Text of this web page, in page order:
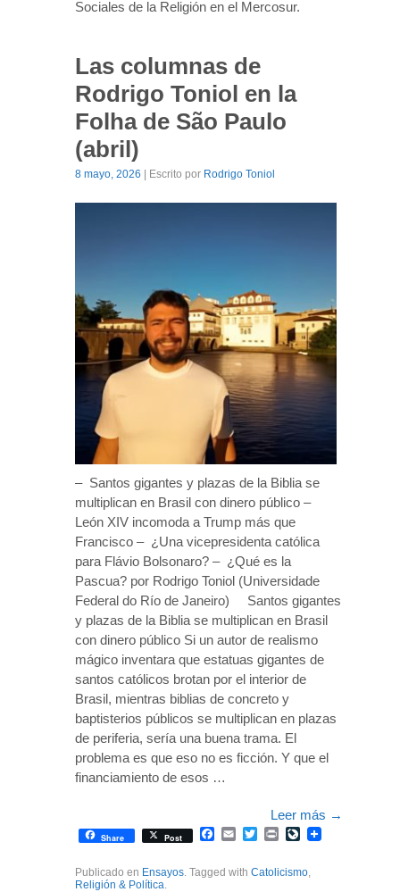
Sociales de la Religión en el Mercosur.
Las columnas de
Rodrigo Toniol en la
Folha de São Paulo
(abril)
8 mayo, 2026 | Escrito por Rodrigo Toniol
– Santos gigantes y plazas de la Biblia se
multiplican en Brasil con dinero público –
León XIV incomoda a Trump más que
Francisco – ¿Una vicepresidenta católica
para Flávio Bolsonaro? – ¿Qué es la
Pascua? por Rodrigo Toniol (Universidade
Federal do Río de Janeiro) Santos gigantes
y plazas de la Biblia se multiplican en Brasil
con dinero público Si un autor de realismo
mágico inventara que estatuas gigantes de
santos católicos brotan por el interior de
Brasil, mientras biblias de concreto y
baptisterios públicos se multiplican en plazas
de periferia, sería una buena trama. El
problema es que eso no es ficción. Y que el
financiamiento de esos …
Leer más →
Share Post Facebook
EmailTwitterPrintLiveJournal
Publicado en Ensayos . Tagged with Catolicismo
Religión & Política